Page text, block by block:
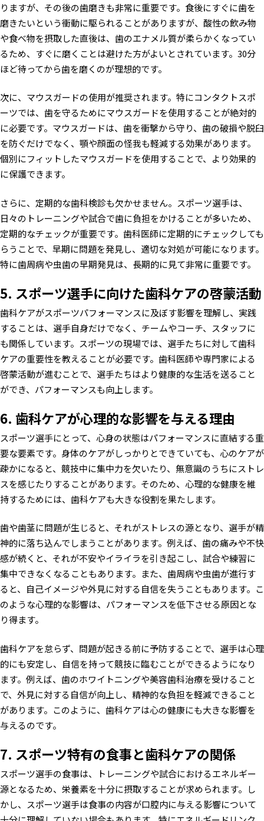
りますが、その後の歯磨きも非常に重要です。食後にすぐに歯を
磨きたいという衝動に駆られることがありますが、酸性の飲み物
や食べ物を摂取した直後は、歯のエナメル質が柔らかくなってい
るため、すぐに磨くことは避けた方がよいとされています。30分
ほど待ってから歯を磨くのが理想的です。
次に、マウスガードの使用が推奨されます。特にコンタクトスポ
ーツでは、歯を守るためにマウスガードを使用することが絶対的
に必要です。マウスガードは、歯を衝撃から守り、歯の破損や脱臼
を防ぐだけでなく、顎や顔面の怪我も軽減する効果があります。
個別にフィットしたマウスガードを使用することで、より効果的
に保護できます。
さらに、定期的な歯科検診も欠かせません。スポーツ選手は、
日々のトレーニングや試合で歯に負担をかけることが多いため、
定期的なチェックが重要です。歯科医師に定期的にチェックしても
らうことで、早期に問題を発見し、適切な対処が可能になります。
特に歯周病や虫歯の早期発見は、長期的に見て非常に重要です。
5. スポーツ選手に向けた歯科ケアの啓蒙活動
歯科ケアがスポーツパフォーマンスに及ぼす影響を理解し、実践
することは、選手自身だけでなく、チームやコーチ、スタッフに
も関係しています。スポーツの現場では、選手たちに対して歯科
ケアの重要性を教えることが必要です。歯科医師や専門家による
啓蒙活動が進むことで、選手たちはより健康的な生活を送ること
ができ、パフォーマンスも向上します。
6. 歯科ケアが心理的な影響を与える理由
スポーツ選手にとって、心身の状態はパフォーマンスに直結する重
要な要素です。身体のケアがしっかりとできていても、心のケアが
疎かになると、競技中に集中力を欠いたり、無意識のうちにストレ
スを感じたりすることがあります。そのため、心理的な健康を維
持するためには、歯科ケアも大きな役割を果たします。
歯や歯茎に問題が生じると、それがストレスの源となり、選手が精
神的に落ち込んでしまうことがあります。例えば、歯の痛みや不快
感が続くと、それが不安やイライラを引き起こし、試合や練習に
集中できなくなることもあります。また、歯周病や虫歯が進行す
ると、自己イメージや外見に対する自信を失うこともあります。こ
のような心理的な影響は、パフォーマンスを低下させる原因とな
り得ます。
歯科ケアを怠らず、問題が起きる前に予防することで、選手は心理
的にも安定し、自信を持って競技に臨むことができるようになり
ます。例えば、歯のホワイトニングや美容歯科治療を受けること
で、外見に対する自信が向上し、精神的な負担を軽減できること
があります。このように、歯科ケアは心の健康にも大きな影響を
与えるのです。
7. スポーツ特有の食事と歯科ケアの関係
スポーツ選手の食事は、トレーニングや試合におけるエネルギー
源となるため、栄養素を十分に摂取することが求められます。し
かし、スポーツ選手は食事の内容が口腔内に与える影響について